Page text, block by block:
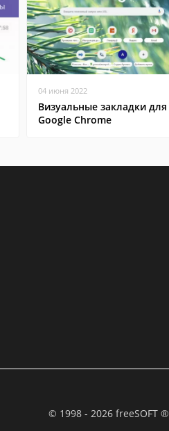
04 июня 2022
Визуальные закладки для
Google Chrome
© 1998 - 2026 freeSOFT ®